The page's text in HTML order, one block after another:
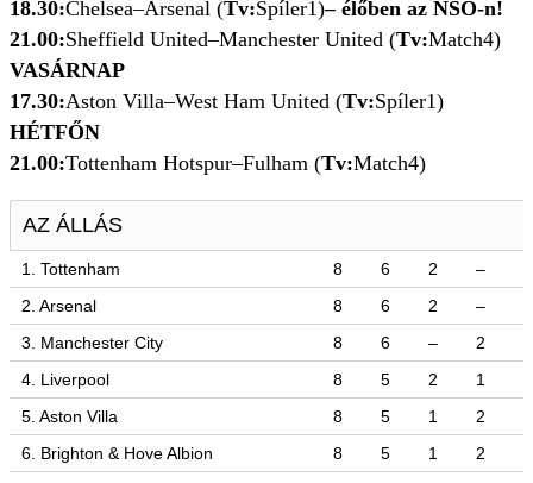
18.30:Chelsea–Arsenal (Tv:Spíler1)– élőben az NSO-n!
21.00:Sheffield United–Manchester United (Tv:Match4)
VASÁRNAP
17.30:Aston Villa–West Ham United (Tv:Spíler1)
HÉTFŐN
21.00:Tottenham Hotspur–Fulham (Tv:Match4)
AZ ÁLLÁS
1. Tottenham 8 6 2 –
2. Arsenal
8 6 2 –
3. Manchester City
8 6 – 2
4. Liverpool
8 5 2 1
5. Aston Villa
8 5 1 2
6. Brighton & Hove Albion
8 5 1 2